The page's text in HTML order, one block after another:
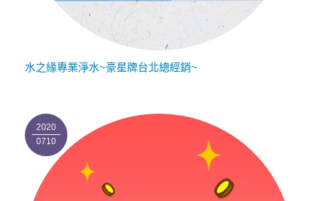
水之緣專業淨水~豪星牌台北總經銷~
2020
0710